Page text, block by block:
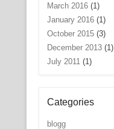
March 2016(1)
January 2016(1)
October 2015(3)
December 2013(1)
July 2011 (1)
Categories
blogg